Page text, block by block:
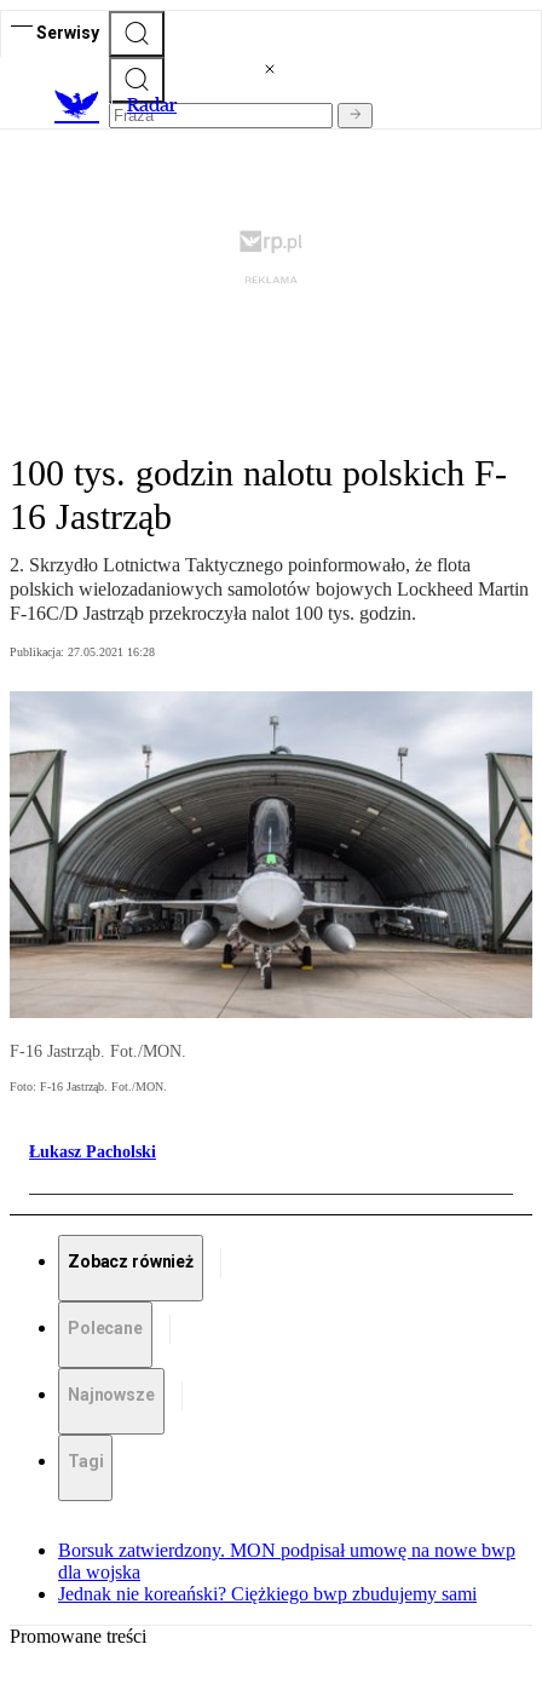
Serwisy
Radar
100 tys. godzin nalotu polskich F-
16 Jastrząb
2. Skrzydło Lotnictwa Taktycznego poinformowało, że flota
polskich wielozadaniowych samolotów bojowych Lockheed Martin
F-16C/D Jastrząb przekroczyła nalot 100 tys. godzin.
Publikacja: 27.05.2021 16:28
F-16 Jastrząb. Fot./MON.
Foto: F-16 Jastrząb. Fot./MON.
Łukasz Pacholski
Zobacz również
Polecane
Najnowsze
Tagi
Borsuk zatwierdzony. MON podpisał umowę na nowe bwp
dla wojska
Jednak nie koreański? Ciężkiego bwp zbudujemy sami
Promowane treści